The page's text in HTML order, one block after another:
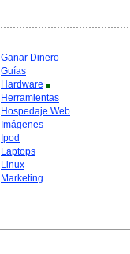
Ganar Dinero
Guías
Hardware
Herramientas
Hospedaje Web
Imágenes
Ipod
Laptops
Linux
Marketing